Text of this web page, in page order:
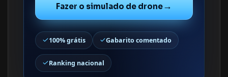
Fazer o simulado de drone→
100% grátis Gabarito comentado
Ranking nacional